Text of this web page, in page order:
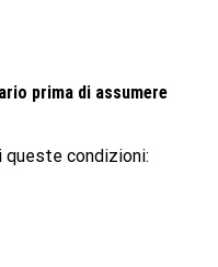
prima di assumere
queste condizioni: